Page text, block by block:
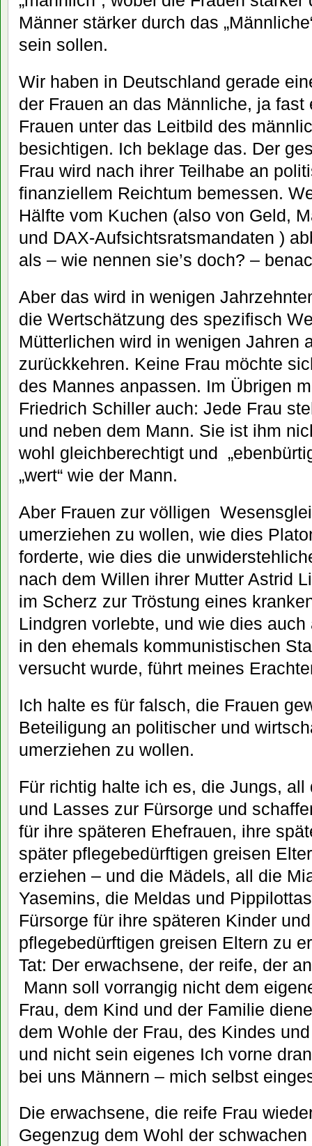
Männer stärker durch das
sein sollen.
Wir haben in Deutschland gerade
der Frauen an das Männliche, ja fast
Frauen unter das Leitbild des
besichtigen. Ich beklage das. Der
Frau wird nach ihrer Teilhabe an
finanziellem Reichtum bemessen.
Hälfte vom Kuchen (also von Geld,
und DAX-Aufsichtsratsmandaten )
als – wie nennen sie’s doch? –
Aber das wird in wenigen
die Wertschätzung des spezifisch
Mütterlichen wird in wenigen Jahren
zurückkehren. Keine Frau möchte
des Mannes anpassen. Im Übrigen
Friedrich Schiller auch: Jede Frau
und neben dem Mann. Sie ist ihm
wohl gleichberechtigt und
„wert“ wie der Mann.
Aber Frauen zur völligen
umerziehen zu wollen, wie dies
forderte, wie dies die
nach dem Willen ihrer Mutter Astrid
im Scherz zur Tröstung eines
Lindgren vorlebte, und wie dies
in den ehemals kommunistischen
versucht wurde, führt meines
Ich halte es für falsch, die Frauen
Beteiligung an politischer und
umerziehen zu wollen.
Für richtig halte ich es, die Jungs, all
und Lasses zur Fürsorge und
für ihre späteren Ehefrauen, ihre
später pflegebedürftigen greisen
erziehen – und die Mädels, all die
Yasemins, die Meldas und
Fürsorge für ihre späteren Kinder
pflegebedürftigen greisen Eltern zu
Tat: Der erwachsene, der reife, der
Mann soll vorrangig nicht dem
Frau, dem Kind und der Familie
dem Wohle der Frau, des Kindes
und nicht sein eigenes Ich vorne
bei uns Männern – mich selbst
Die erwachsene, die reife Frau
Gegenzug dem Wohl der